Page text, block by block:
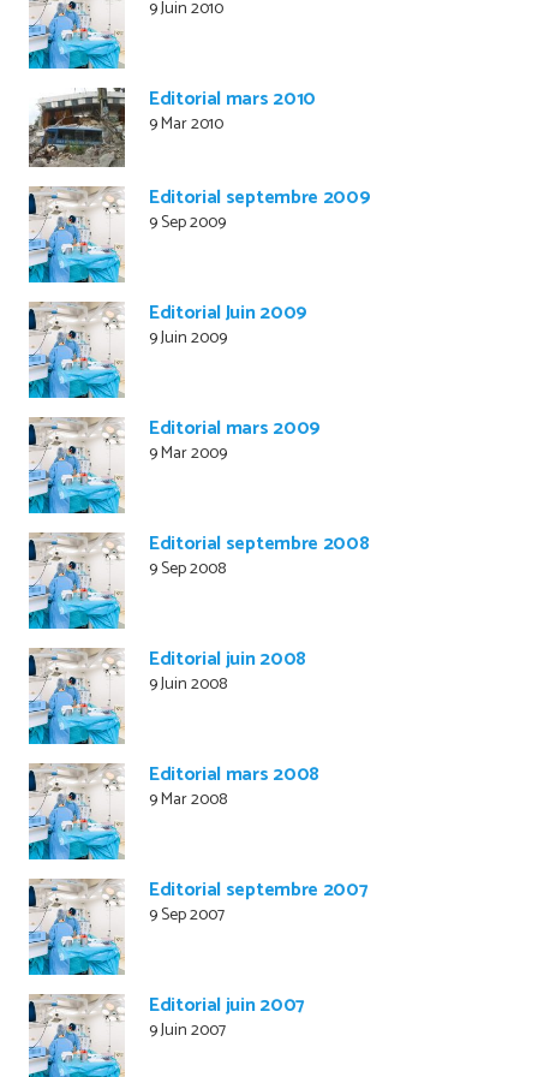
9 Juin 2010
Editorial mars 2010
9 Mar 2010
Editorial septembre 2009
9 Sep 2009
Editorial Juin 2009
9 Juin 2009
Editorial mars 2009
9 Mar 2009
Editorial septembre 2008
9 Sep 2008
Editorial juin 2008
9 Juin 2008
Editorial mars 2008
9 Mar 2008
Editorial septembre 2007
9 Sep 2007
Editorial juin 2007
9 Juin 2007